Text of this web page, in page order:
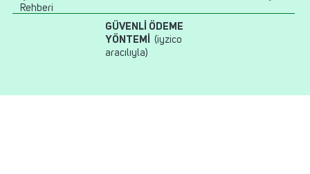
GÜVENLİ ÖDEME
YÖNTEMİ (iyzico
aracılıyla)
Rehberi